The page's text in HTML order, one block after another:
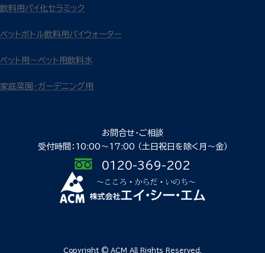
飲料用パイ化セラミック
ペットボトル飲料用パイウォーター
ペット用～ペット用飲料水
家庭菜園・ガーデニング用
お問合せ・ご相談
受付時間：10:00〜17:00 （土日祝日を除く月〜金）
0120-369-202
Copyright © ACM All Rights Reserved.